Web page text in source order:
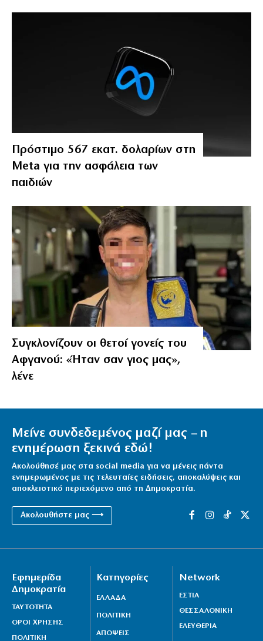
Πρόστιμο 567 εκατ. δολαρίων στη
Meta για την ασφάλεια των
παιδιών
Συγκλονίζουν οι θετοί γονείς του
Αφγανού: «Ήταν σαν γιος μας»,
λένε
Μείνε συνδεδεμένος μαζί μας – η
ενημέρωση ξεκινά εδώ!
Ακολούθησέ μας στα social media για να μένεις πάντα
ενημερωμένος με τις τελευταίες ειδήσεις, αποκαλύψεις και
αποκλειστικό περιεχόμενο από τη Δημοκρατία.
Ακολουθήστε μας ⟶
Εφημερίδα
Δημοκρατία
ΤΑΥΤΟΤΗΤΑ
ΟΡΟΙ ΧΡΗΣΗΣ
ΠΟΛΙΤΙΚΗ
Κατηγορίες
ΕΛΛΑΔΑ
ΠΟΛΙΤΙΚΗ
ΑΠΟΨΕΙΣ
Network
ΕΣΤΙΑ
ΘΕΣΣΑΛΟΝΙΚΗ
ΕΛΕΥΘΕΡΙΑ